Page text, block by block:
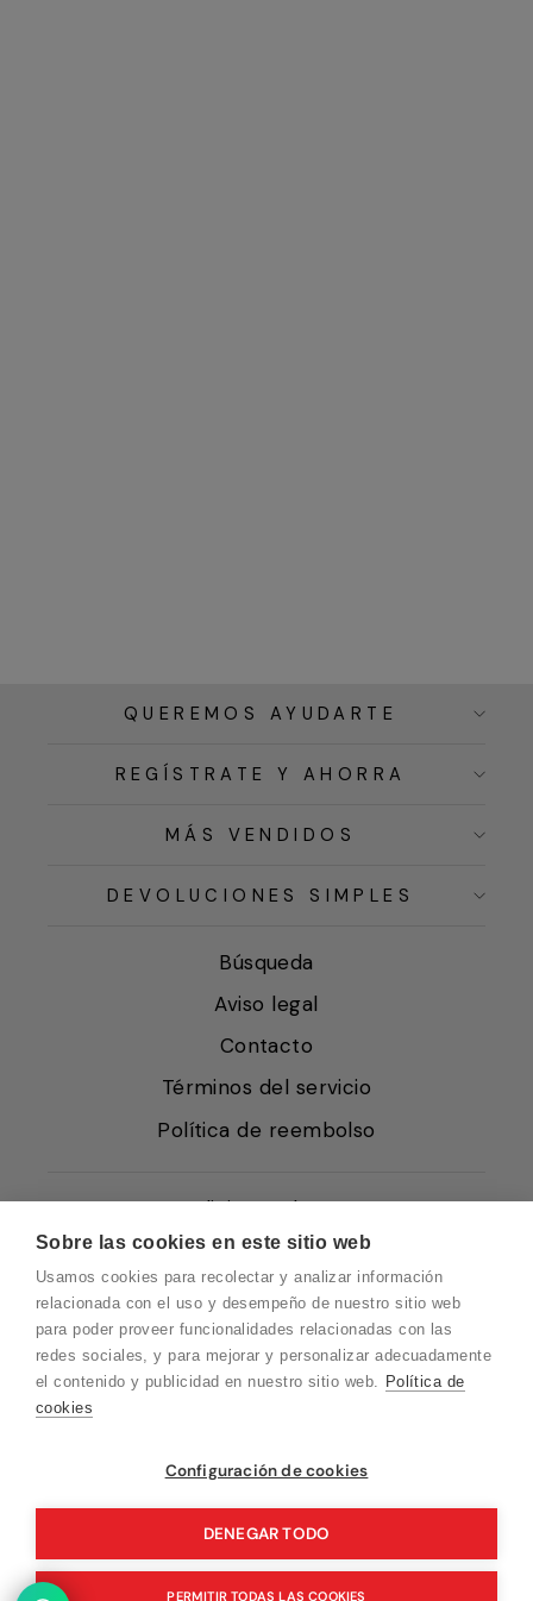
Sobre las cookies en este sitio web
Usamos cookies para recolectar y analizar información
relacionada con el uso y desempeño de nuestro sitio web
para poder proveer funcionalidades relacionadas con las
redes sociales, y para mejorar y personalizar adecuadamente
el contenido y publicidad en nuestro sitio web. Política de
cookies
Configuración de cookies
DENEGAR TODO
PERMITIR TODAS LAS COOKIES
QUEREMOS AYUDARTE
REGÍSTRATE Y AHORRA
MÁS VENDIDOS
DEVOLUCIONES SIMPLES
Búsqueda
Aviso legal
Contacto
Términos del servicio
Política de reembolso
Condiciones de Venta
Quiénes somos
Política de Cookies
Protección de Datos
Blog EN
Blog DE
Blog IT
Vuelvo en un momento. Recuerda que
nuestro horario de atención al cliente es de